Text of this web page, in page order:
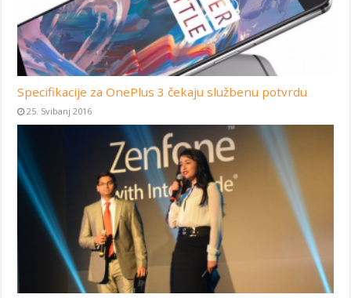
Specifikacije za OnePlus 3 čekaju službenu potvrdu
25. Svibanj 2016